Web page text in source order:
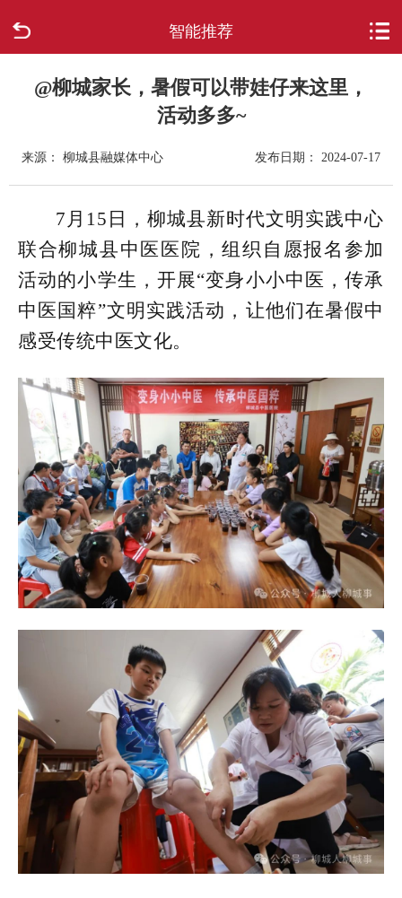
智能推荐
走进柳城
政府信息公开
网上办事
互动回应
数据专题
@柳城家长，暑假可以带娃仔来这里，
活动多多~
来源： 柳城县融媒体中心 发布日期： 2024-07-17
7月15日，柳城县新时代文明实践中心
联合柳城县中医医院，组织自愿报名参加
活动的小学生，开展“变身小小中医，传承
中医国粹”文明实践活动，让他们在暑假中
感受传统中医文化。